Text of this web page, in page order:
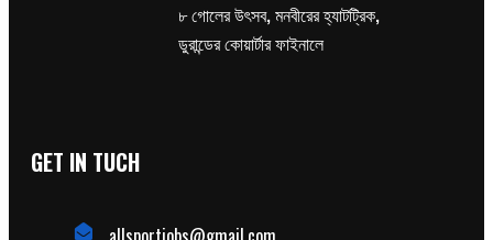
৮ গোলের উৎসব, মনবীরের হ্যাটট্রিক,
ডুরান্ডের কোয়ার্টার ফাইনালে
GET IN TUCH